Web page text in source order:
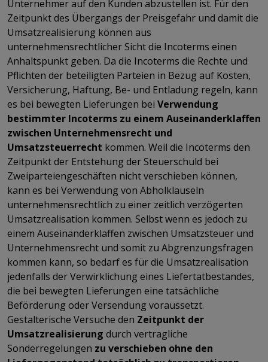
Unternehmer auf den Kunden abzustellen ist. Für den
Zeitpunkt des Übergangs der Preisgefahr und damit die
Umsatzrealisierung können aus
unternehmensrechtlicher Sicht die Incoterms einen
Anhaltspunkt geben. Da die Incoterms die Rechte und
Pflichten der beteiligten Parteien in Bezug auf Kosten,
Versicherung, Haftung, Be- und Entladung regeln, kann
es bei bewegten Lieferungen bei Verwendung
bestimmter Incoterms zu einem Auseinanderklaffen
zwischen Unternehmensrecht und
Umsatzsteuerrecht kommen. Weil die Incoterms den
Zeitpunkt der Entstehung der Steuerschuld bei
Zweiparteiengeschäften nicht verschieben können,
kann es bei Verwendung von Abholklauseln
unternehmensrechtlich zu einer zeitlich verzögerten
Umsatzrealisation kommen. Selbst wenn es jedoch zu
einem Auseinanderklaffen zwischen Umsatzsteuer und
Unternehmensrecht und somit zu Abgrenzungsfragen
kommen kann, so bedarf es für die Umsatzrealisation
jedenfalls der Verwirklichung eines Liefertatbestandes,
die bei bewegten Lieferungen eine tatsächliche
Beförderung oder Versendung voraussetzt.
Gestalterische Versuche den Zeitpunkt der
Umsatzrealisierung durch vertragliche
Sonderregelungen zu verschieben ohne den